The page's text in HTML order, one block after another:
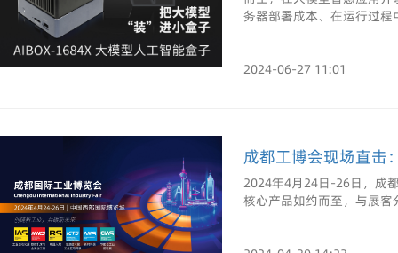
务器部署成本、在运行过
2024-06-27 11:01
成都工博会现场直击
2024年4月24日-26日，成
核心产品如约而至，与展